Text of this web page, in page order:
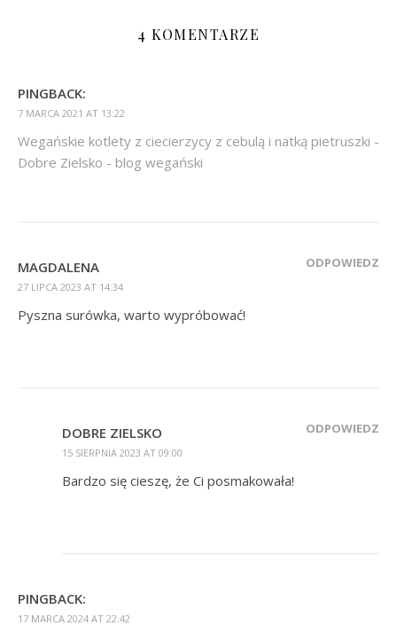
4 KOMENTARZE
PINGBACK:
7 MARCA 2021 AT 13:22
Wegańskie kotlety z ciecierzycy z cebulą i natką pietruszki -
Dobre Zielsko - blog wegański
MAGDALENA
27 LIPCA 2023 AT 14:34
ODPOWIEDZ
Pyszna surówka, warto wypróbować!
DOBRE ZIELSKO
15 SIERPNIA 2023 AT 09:00
ODPOWIEDZ
Bardzo się cieszę, że Ci posmakowała!
PINGBACK:
17 MARCA 2024 AT 22:42